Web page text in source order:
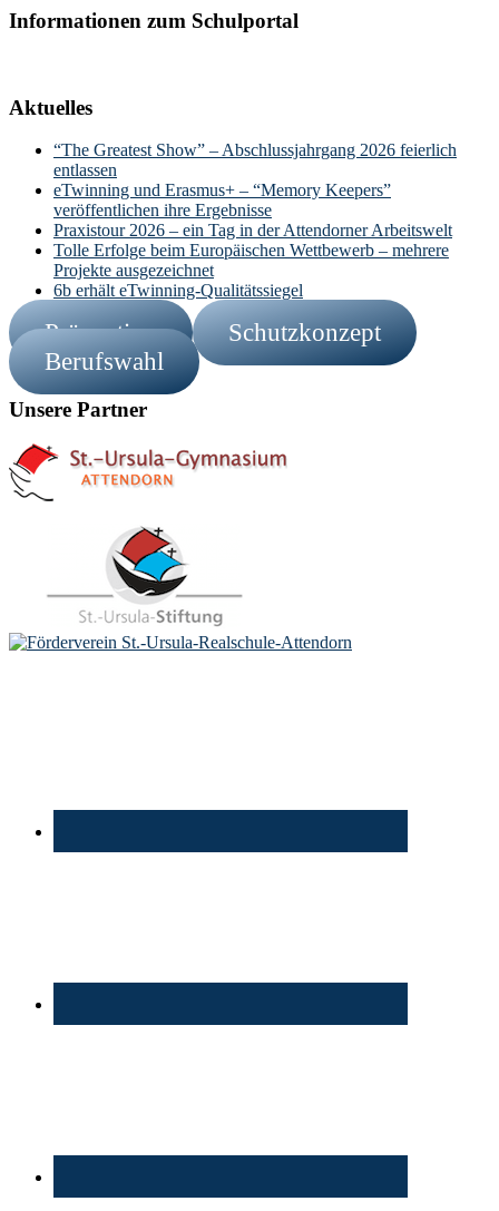
Informationen zum Schulportal
Aktuelles
“The Greatest Show” – Abschlussjahrgang 2026 feierlich
entlassen
eTwinning und Erasmus+ – “Memory Keepers”
veröffentlichen ihre Ergebnisse
Praxistour 2026 – ein Tag in der Attendorner Arbeitswelt
Tolle Erfolge beim Europäischen Wettbewerb – mehrere
Projekte ausgezeichnet
6b erhält eTwinning-Qualitätssiegel
Prävention
Schutzkonzept
Berufswahl
Unsere Partner